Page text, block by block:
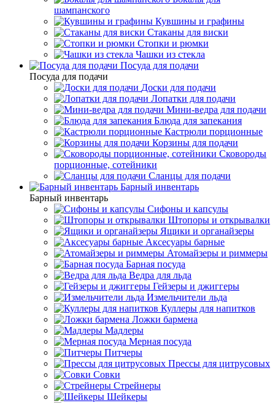
шампанского
Кувшины и графины
Стаканы для виски
Стопки и рюмки
Чашки из стекла
Посуда для подачи
Посуда для подачи
Доски для подачи
Лопатки для подачи
Мини-ведра для подачи
Блюда для запекания
Кастрюли порционные
Корзины для подачи
Сковороды
порционные, сотейники
Сланцы для подачи
Барный инвентарь
Барный инвентарь
Сифоны и капсулы
Штопоры и открывалки
Ящики и органайзеры
Аксесуары барные
Атомайзеры и риммеры
Барная посуда
Ведра для льда
Гейзеры и джиггеры
Измельчители льда
Куллеры для напитков
Ложки бармена
Мадлеры
Мерная посуда
Питчеры
Прессы для цитрусовых
Совки
Стрейнеры
Шейкеры